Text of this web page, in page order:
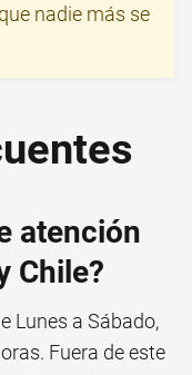
nadie más se
atención
Chile?
Lunes a Sábado,
Fuera de este